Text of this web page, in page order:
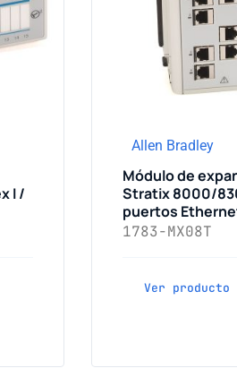
I /
Allen Bradley
Módulo de
Stratix 8000/
puertos
1783-MX08T
Ver